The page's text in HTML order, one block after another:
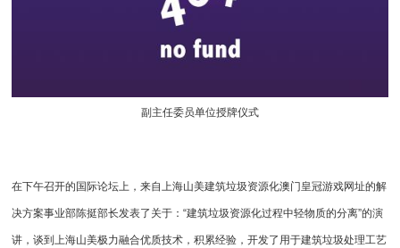
副主任委员单位授牌仪式
在下午召开的国际论坛上，来自上海山美建筑垃圾资源化澳门皇冠游戏网址的解
决方案事业部陈挺部长发表了关于：“建筑垃圾资源化过程中轻物质的分离”的演
讲，谈到上海山美极力融合优质技术，积累经验，开发了用于建筑垃圾处理工艺